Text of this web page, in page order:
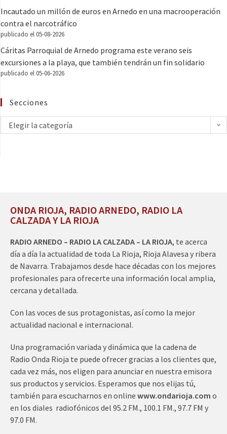
Incautado un millón de euros en Arnedo en una macrooperación
contra el narcotráfico
publicado el 05-08-2026
Cáritas Parroquial de Arnedo programa este verano seis
excursiones a la playa, que también tendrán un fin solidario
publicado el 05-06-2026
Secciones
Elegir la categoría
ONDA RIOJA, RADIO ARNEDO, RADIO LA
CALZADA Y LA RIOJA
RADIO ARNEDO – RADIO LA CALZADA – LA RIOJA, te acerca
día a día la actualidad de toda La Rioja, Rioja Alavesa y ribera
de Navarra. Trabajamos desde hace décadas con los mejores
profesionales para ofrecerte una información local amplia,
cercana y detallada.
Con las voces de sus protagonistas, así como la mejor
actualidad nacional e internacional.
Una programación variada y dinámica que la cadena de
Radio Onda Rioja te puede ofrecer gracias a los clientes que,
cada vez más, nos eligen para anunciar en nuestra emisora
sus productos y servicios. Esperamos que nos elijas tú,
también para escucharnos en online www.ondarioja.com o
en los diales radiofónicos del 95.2 FM., 100.1 FM., 97.7 FM y
97.0 FM.